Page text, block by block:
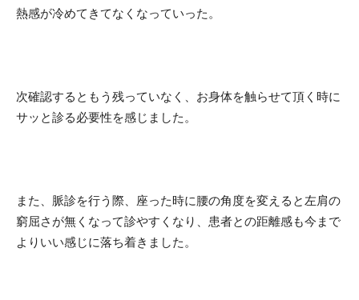
熱感が冷めてきてなくなっていった。
次確認するともう残っていなく、お身体を触らせて頂く時に
サッと診る必要性を感じました。
また、脈診を行う際、座った時に腰の角度を変えると左肩の
窮屈さが無くなって診やすくなり、患者との距離感も今まで
よりいい感じに落ち着きました。